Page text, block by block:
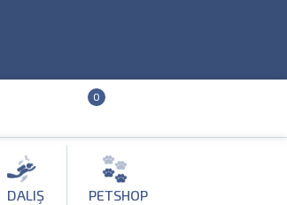
0
DALIŞ PETSHOP